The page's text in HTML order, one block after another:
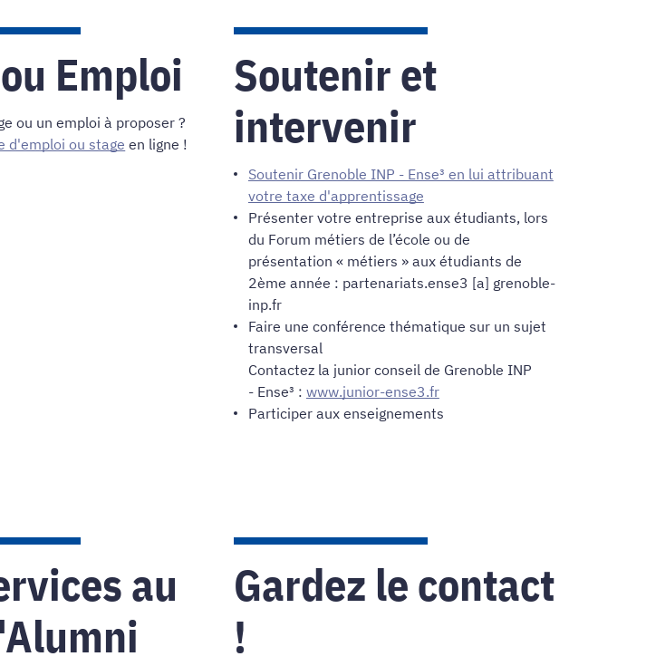
Emploi
ou un emploi à proposer ?
d'emploi ou stage en ligne !
Soutenir et
intervenir
Soutenir Grenoble INP - Ense³ en lui attribuant
votre taxe d'apprentissage
Présenter votre entreprise aux étudiants, lors
du Forum métiers de l’école ou de
présentation « métiers » aux étudiants de
2ème année : partenariats.ense3 [a] grenoble-
inp.fr
Faire une conférence thématique sur un sujet
transversal
Contactez la junior conseil de Grenoble INP
- Ense³ : www.junior-ense3.fr
Participer aux enseignements
au
Gardez le contact
!